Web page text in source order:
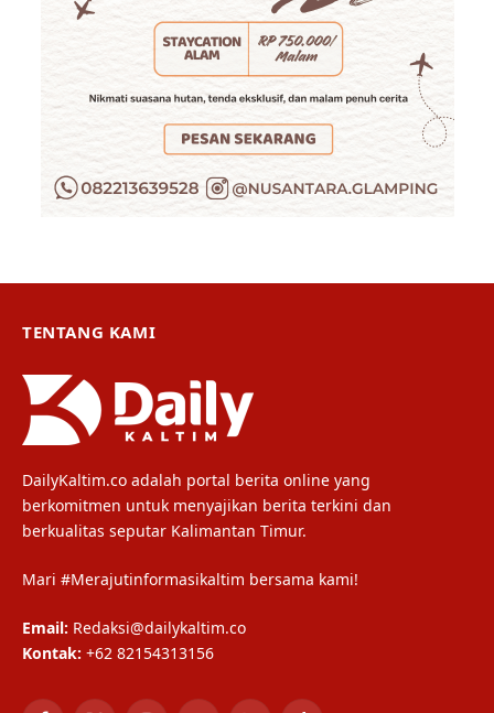
TENTANG KAMI
DailyKaltim.co adalah portal berita online yang
berkomitmen untuk menyajikan berita terkini dan
berkualitas seputar Kalimantan Timur.
Mari #Merajutinformasikaltim bersama kami!
Email: Redaksi@dailykaltim.co
Kontak: +62 82154313156